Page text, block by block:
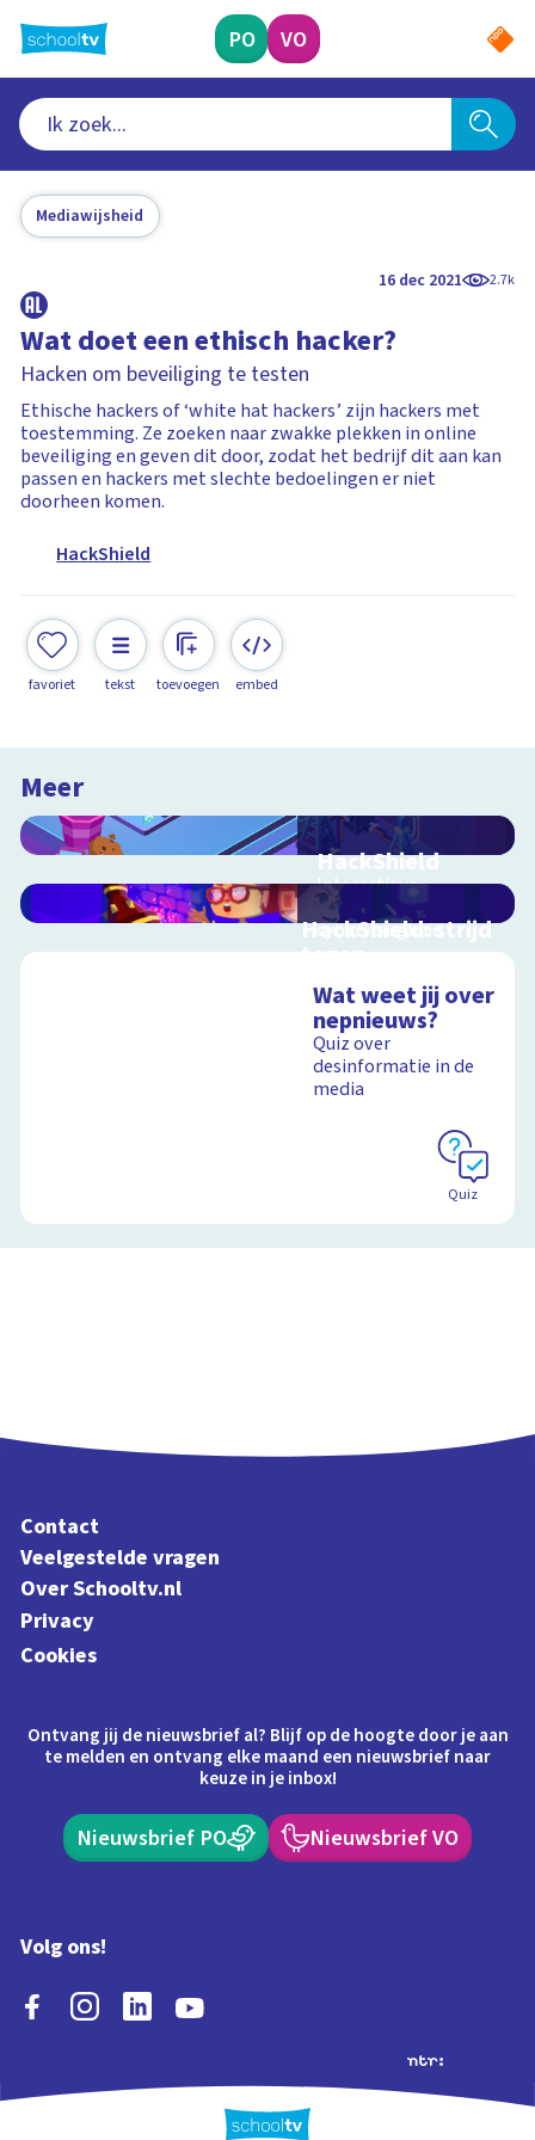
naar
hoofdinhoud
PO VO
Mediawijsheid
16 dec 2021 2.7k
Wat doet een ethisch hacker?
Hacken om beveiliging te testen
Ethische hackers of ‘white hat hackers’ zijn hackers met
toestemming. Ze zoeken naar zwakke plekken in online
beveiliging en geven dit door, zodat het bedrijf dit aan kan
passen en hackers met slechte bedoelingen er niet
doorheen komen.
HackShield
favoriet tekst toevoegen embed
Meer
HackShield
Interactieve
schoolplaat over
cyberveiligheid
Schoolplaat
HackShield: strijd
tegen
cybercriminaliteit
Strijd mee tegen
hackers
Wat weet jij over
nepnieuws?
Quiz over
desinformatie in de
media
Quiz
Contact
Veelgestelde vragen
Over Schooltv.nl
Privacy
Cookies
Ontvang jij de nieuwsbrief al? Blijf op de hoogte door je aan
te melden en ontvang elke maand een nieuwsbrief naar
keuze in je inbox!
Nieuwsbrief PO Nieuwsbrief VO
Volg ons!